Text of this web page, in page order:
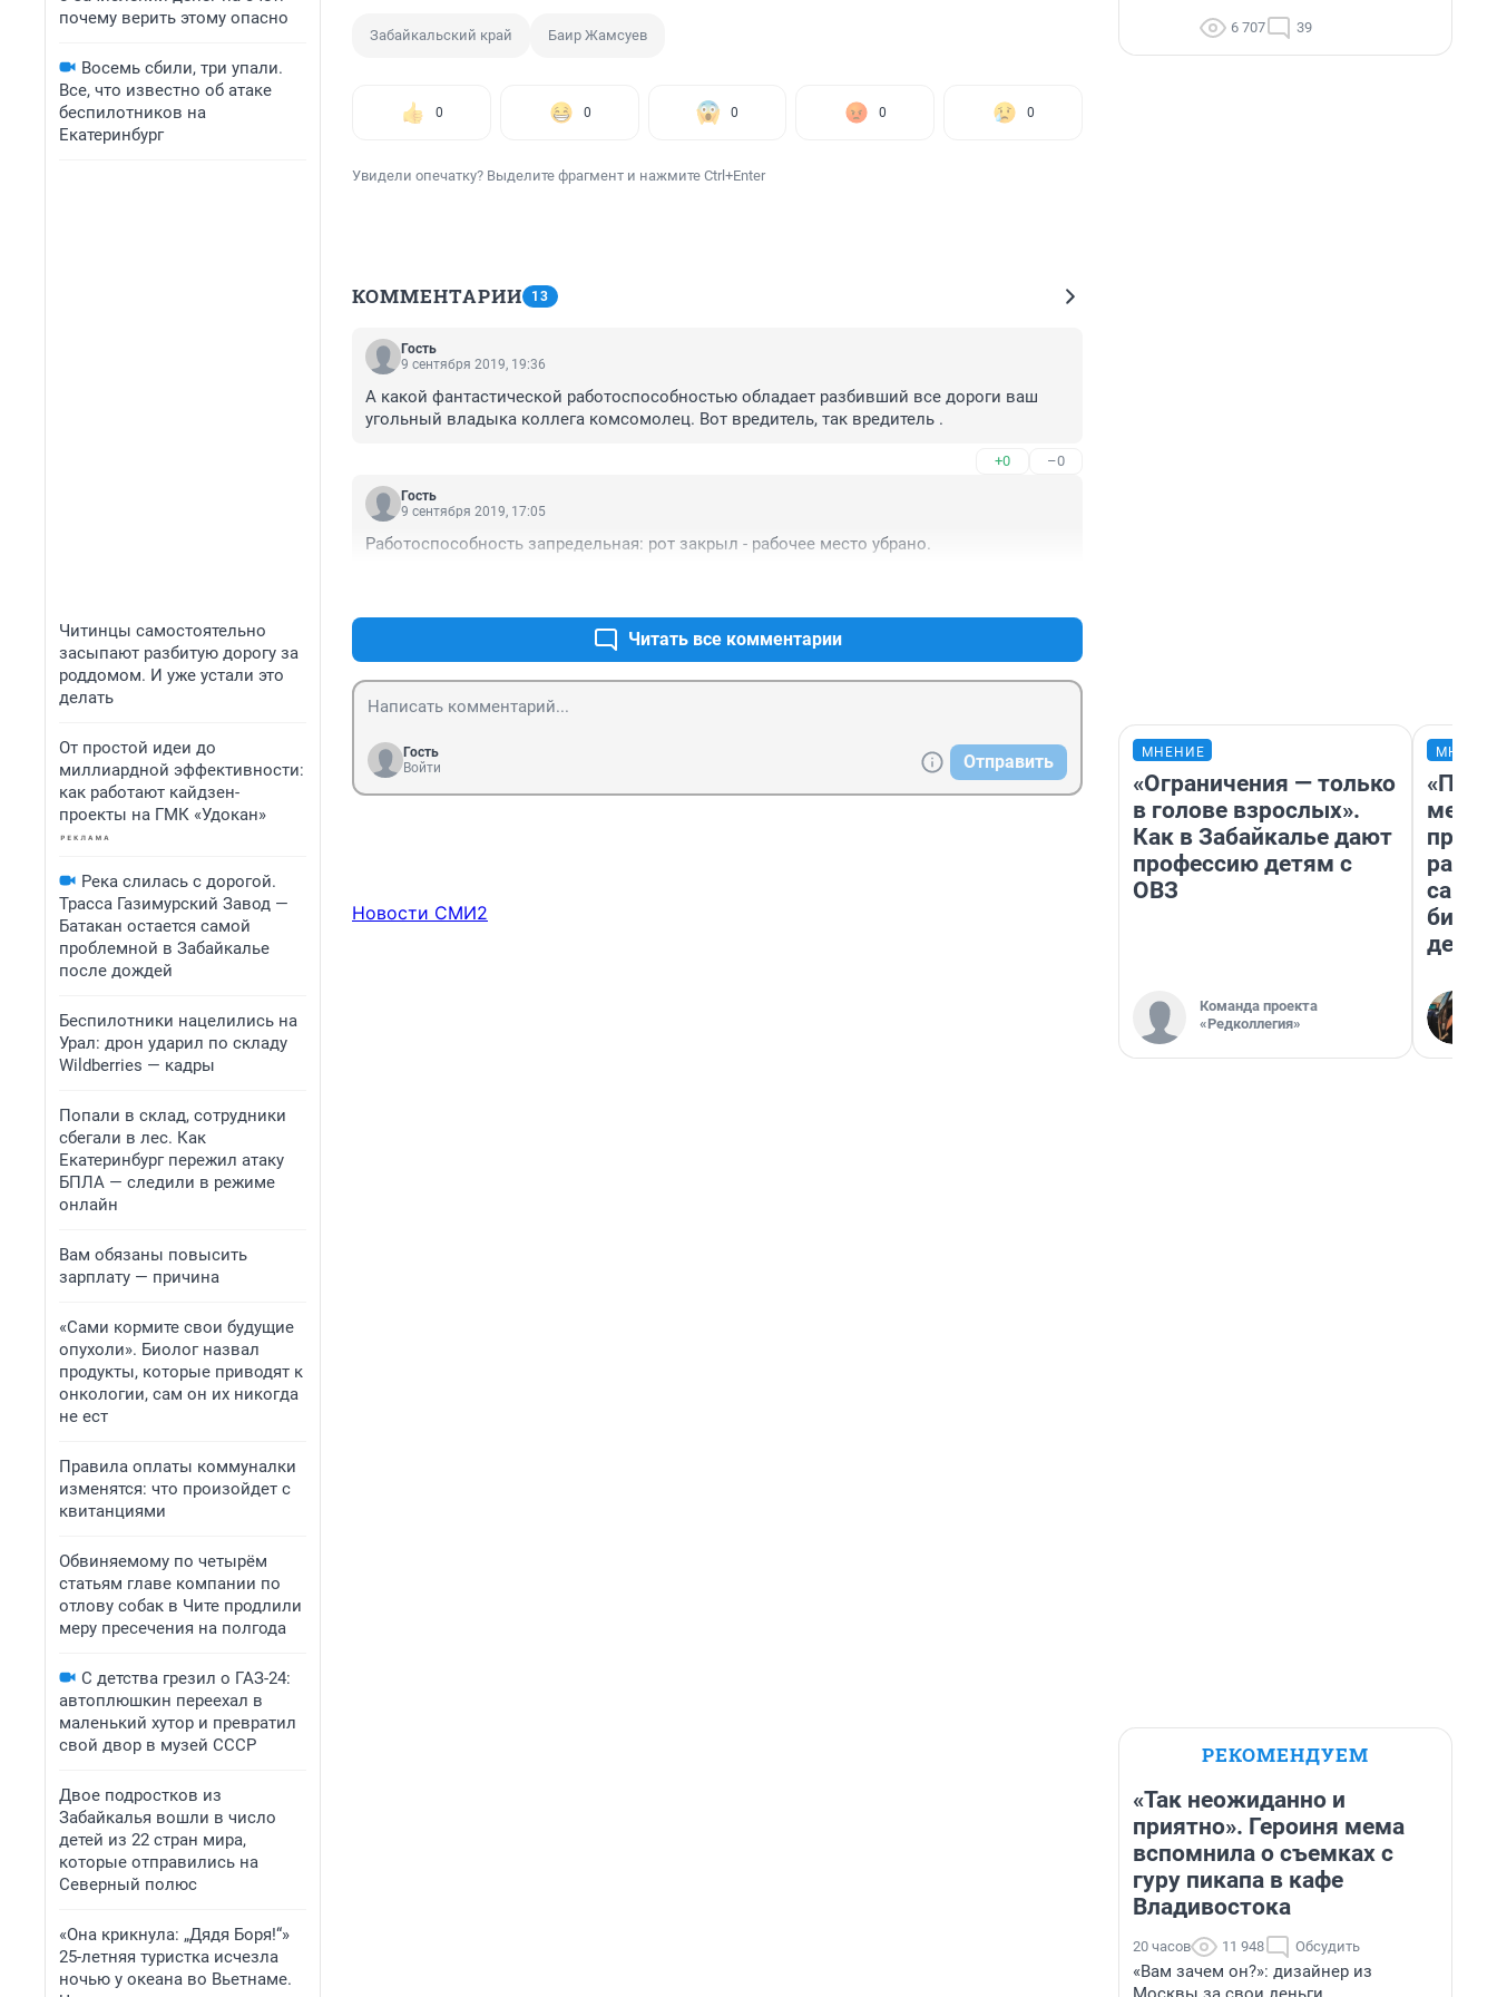
почему верить этому опасно
Восемь сбили, три упали.
Все, что известно об атаке
беспилотников на
Екатеринбург
Читинцы самостоятельно
засыпают разбитую дорогу за
роддомом. И уже устали это
делать
От простой идеи до
миллиардной эффективности:
как работают кайдзен-
проекты на ГМК «Удокан»
Река слилась с дорогой.
Трасса Газимурский Завод —
Батакан остается самой
проблемной в Забайкалье
после дождей
Беспилотники нацелились на
Урал: дрон ударил по складу
Wildberries — кадры
Попали в склад, сотрудники
сбегали в лес. Как
Екатеринбург пережил атаку
БПЛА — следили в режиме
онлайн
Вам обязаны повысить
зарплату — причина
«Сами кормите свои будущие
опухоли». Биолог назвал
продукты, которые приводят к
онкологии, сам он их никогда
не ест
Правила оплаты коммуналки
изменятся: что произойдет с
квитанциями
Обвиняемому по четырём
статьям главе компании по
отлову собак в Чите продлили
меру пресечения на полгода
С детства грезил о ГАЗ-24:
автоплюшкин переехал в
маленький хутор и превратил
свой двор в музей СССР
Двое подростков из
Забайкалья вошли в число
детей из 22 стран мира,
которые отправились на
Северный полюс
«Она крикнула: „Дядя Боря!“»
25-летняя туристка исчезла
ночью у океана во Вьетнаме.
Забайкальский край Баир Жамсуев
0 0 0 0 0
Увидели опечатку? Выделите фрагмент и нажмите Ctrl+Enter
КОММЕНТАРИИ 13
Гость
9 сентября 2019, 19:36
А какой фантастической работоспособностью обладает разбивший все дороги ваш
угольный владыка коллега комсомолец. Вот вредитель, так вредитель .
+0 –0
Гость
9 сентября 2019, 17:05
Работоспособность запредельная: рот закрыл - рабочее место убрано.
Читать все комментарии
Гость
Войти
Отправить
Новости СМИ2
6 707 39
МНЕНИЕ
«Ограничения — только
в голове взрослых».
Как в Забайкалье дают
профессию детям с
ОВЗ
Команда проекта
«Редколлегия»
РЕКОМЕНДУЕМ
«Так неожиданно и
приятно». Героиня мема
вспомнила о съемках с
гуру пикапа в кафе
Владивостока
20 часов 11 948 Обсудить
«Вам зачем он?»: дизайнер из